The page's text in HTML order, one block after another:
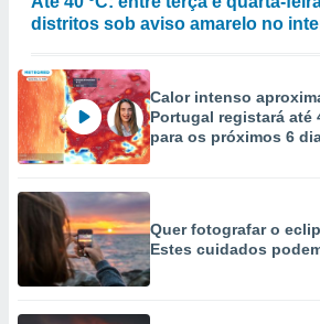
medir
da
medir o
dos
de
de dados
fontes,
e melhorar
distritos sob aviso amarelo no
Calor intenso
Portugal registará até
para os próximos 6
Quer fotografar o
Estes cuidados